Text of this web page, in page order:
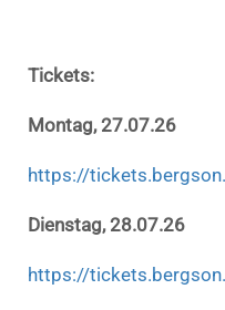
Tickets:
Montag, 27.07.26
https://
Dienstag, 28.07.26
https://